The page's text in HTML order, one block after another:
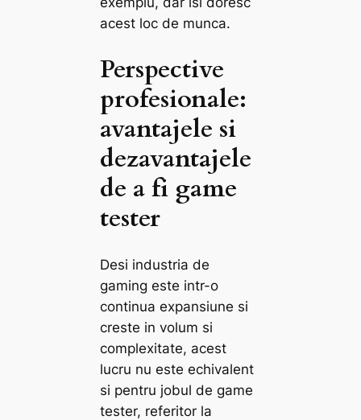
acest loc de munca.
Perspective
profesionale:
avantajele si
dezavantajele
de a fi game
tester
Desi industria de
gaming este intr-o
continua expansiune si
creste in volum si
complexitate, acest
lucru nu este echivalent
si pentru jobul de game
tester, referitor la